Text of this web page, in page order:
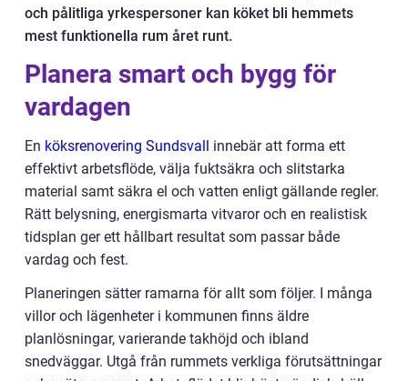
och pålitliga yrkespersoner kan köket bli hemmets
mest funktionella rum året runt.
Planera smart och bygg för
vardagen
En köksrenovering Sundsvall innebär att forma ett
effektivt arbetsflöde, välja fuktsäkra och slitstarka
material samt säkra el och vatten enligt gällande regler.
Rätt belysning, energismarta vitvaror och en realistisk
tidsplan ger ett hållbart resultat som passar både
vardag och fest.
Planeringen sätter ramarna för allt som följer. I många
villor och lägenheter i kommunen finns äldre
planlösningar, varierande takhöjd och ibland
snedväggar. Utgå från rummets verkliga förutsättningar